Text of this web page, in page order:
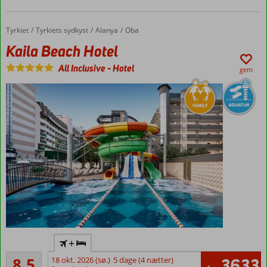
Værelser
med
plads op
til 4
personer
Forside
Tyrkiet Tyrkiets sydkyst Alanya Oba
Kaila Beach Hotel
Kaila Beach Hotel
All Inclusive-Hotel gem
til
Alletiders
+
18 okt. 2026 (sø.) 5 dage (4 nætter)